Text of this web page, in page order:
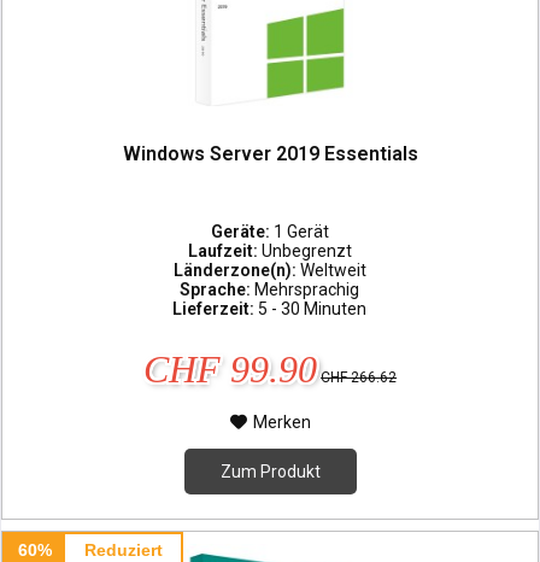
Windows Server 2019 Essentials
Geräte: 1 Gerät
Laufzeit: Unbegrenzt
Länderzone(n): Weltweit
Sprache: Mehrsprachig
Lieferzeit: 5 - 30 Minuten
CHF 99.90 CHF 266.62
Merken
Zum Produkt
60% Reduziert